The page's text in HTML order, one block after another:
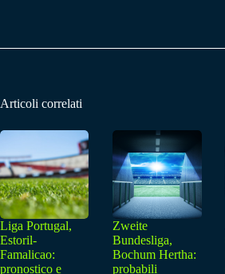
Articoli correlati
Liga Portugal,
Estoril-
Famalicao:
pronostico e
Zweite
Bundesliga,
Bochum Hertha:
probabili